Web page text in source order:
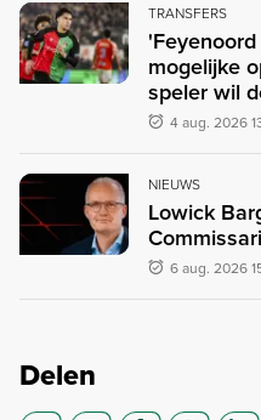
TRANSFERS
mogelijke
speler wil
4 aug. 2026
NIEUWS
Lowick
6 aug. 2026
Delen